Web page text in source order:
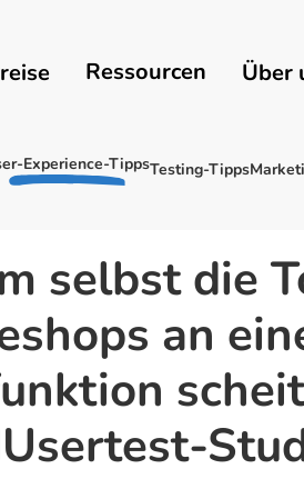
Ressourcen Über
Experience-TippsTesting-Tipps
selbst die
an